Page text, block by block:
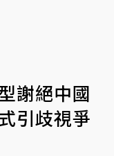
謝絕中國
引歧視爭